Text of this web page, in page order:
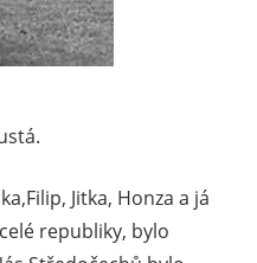
Jitka, Honza a já
republiky, bylo